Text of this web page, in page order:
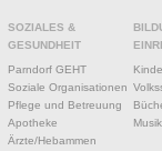
SOZIALES &
GESUNDHEIT
Parndorf GEHT
Soziale Organisationen
Pflege und Betreuung
Apotheke
Ärzte/Hebammen